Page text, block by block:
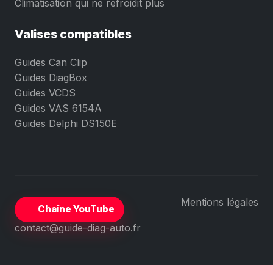
Climatisation qui ne refroidit plus
Valises compatibles
Guides Can Clip
Guides DiagBox
Guides VCDS
Guides VAS 6154A
Guides Delphi DS150E
Chaîne YouTube
Mentions légales
contact@guide-diag-auto.fr